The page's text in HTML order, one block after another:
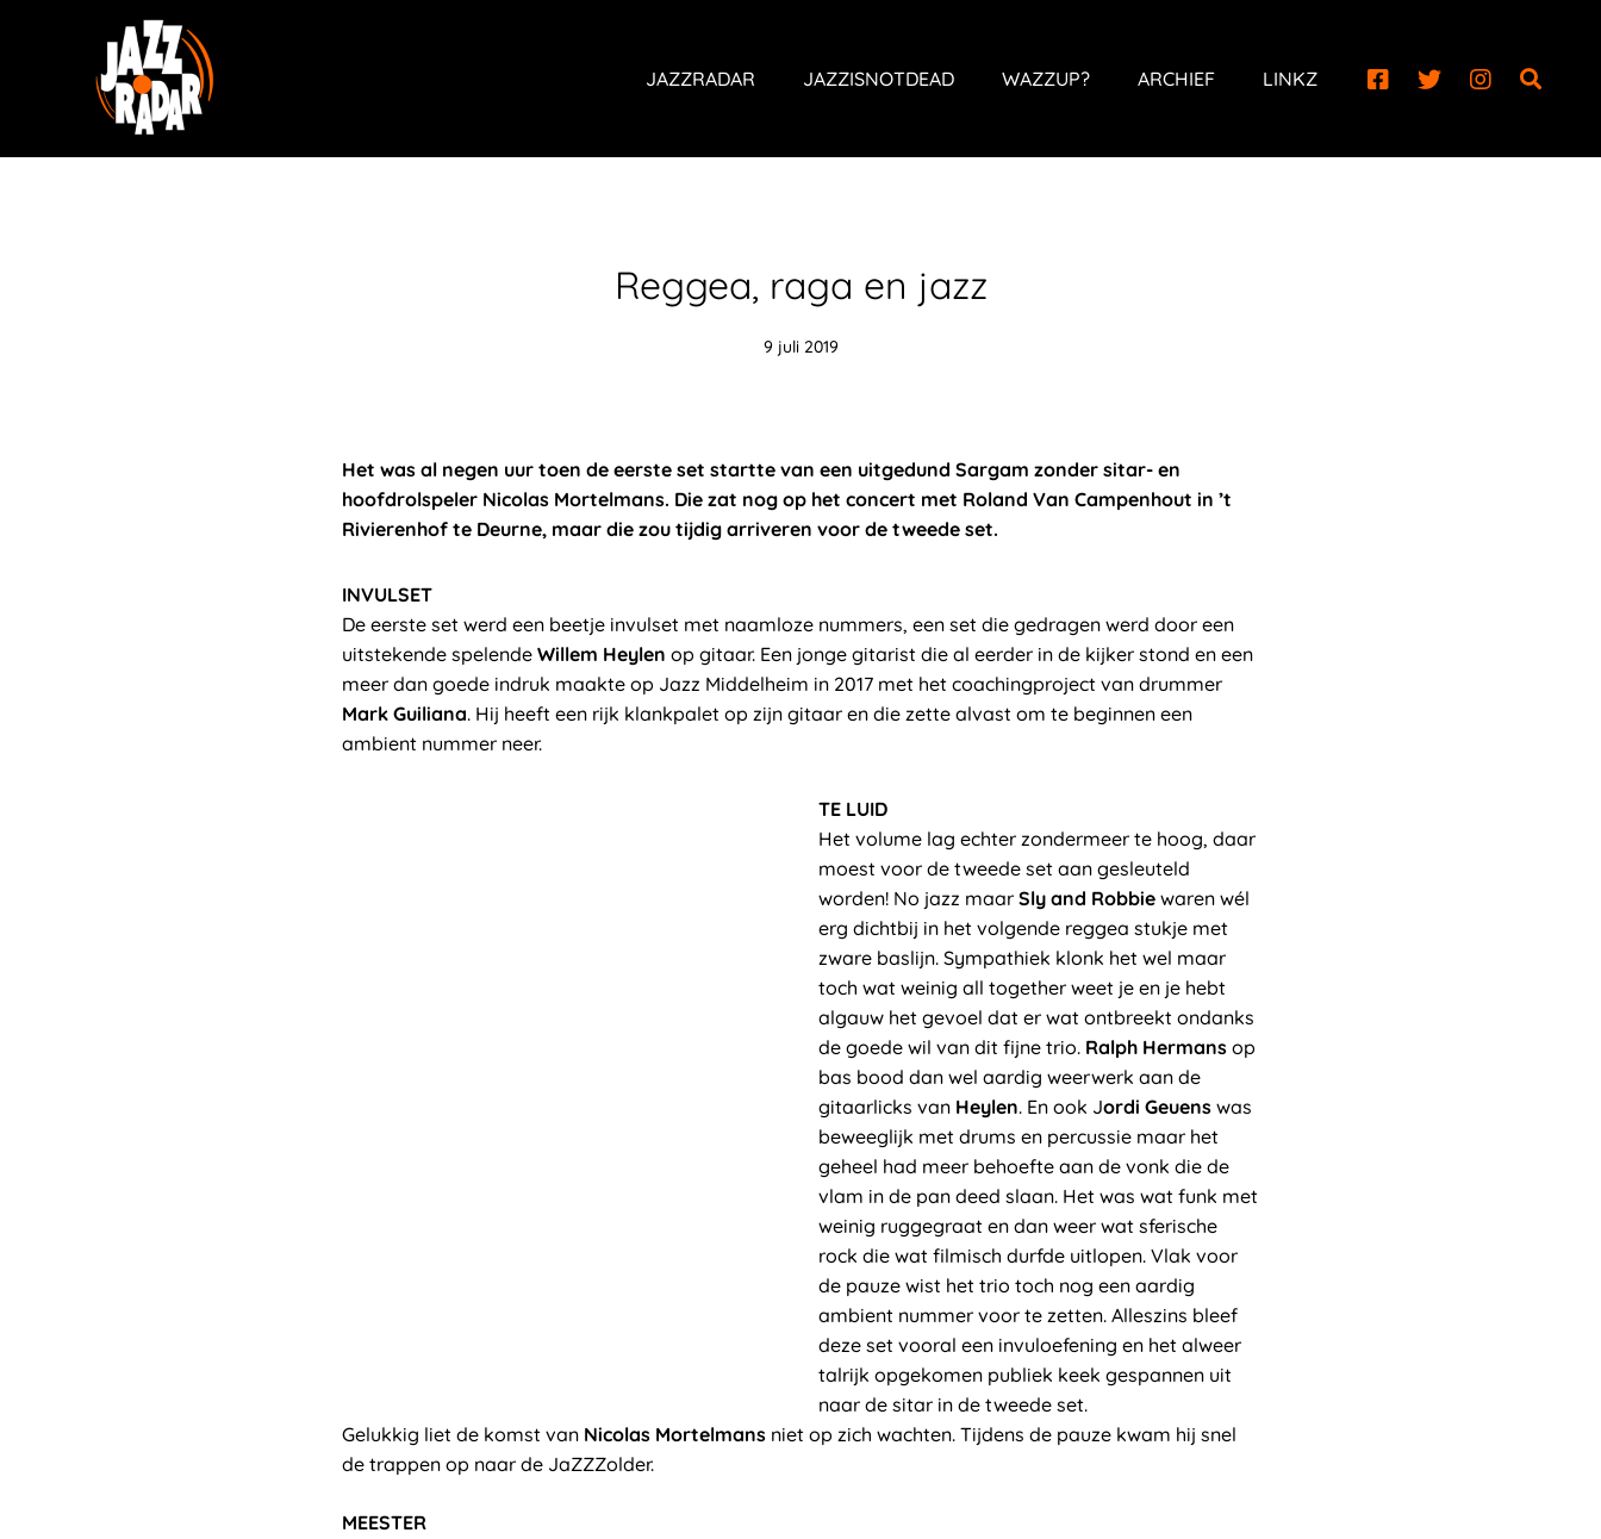
JAZZRADAR JAZZISNOTDEAD WAZZUP? ARCHIEF LINKZ
Reggea, raga en jazz
9 juli 2019
Het was al negen uur toen de eerste set startte van een uitgedund Sargam zonder sitar- en
hoofdrolspeler Nicolas Mortelmans. Die zat nog op het concert met Roland Van Campenhout in ’t
Rivierenhof te Deurne, maar die zou tijdig arriveren voor de tweede set.
INVULSET
De eerste set werd een beetje invulset met naamloze nummers, een set die gedragen werd door een
uitstekende spelende Willem Heylen op gitaar. Een jonge gitarist die al eerder in de kijker stond en een
meer dan goede indruk maakte op Jazz Middelheim in 2017 met het coachingproject van drummer
Mark Guiliana. Hij heeft een rijk klankpalet op zijn gitaar en die zette alvast om te beginnen een
ambient nummer neer.
TE LUID
Het volume lag echter zondermeer te hoog, daar
moest voor de tweede set aan gesleuteld
worden! No jazz maar Sly and Robbie waren wél
erg dichtbij in het volgende reggea stukje met
zware baslijn. Sympathiek klonk het wel maar
toch wat weinig all together weet je en je hebt
algauw het gevoel dat er wat ontbreekt ondanks
de goede wil van dit fijne trio. Ralph Hermans op
bas bood dan wel aardig weerwerk aan de
gitaarlicks van Heylen. En ook Jordi Geuens was
beweeglijk met drums en percussie maar het
geheel had meer behoefte aan de vonk die de
vlam in de pan deed slaan. Het was wat funk met
weinig ruggegraat en dan weer wat sferische
rock die wat filmisch durfde uitlopen. Vlak voor
de pauze wist het trio toch nog een aardig
ambient nummer voor te zetten. Alleszins bleef
deze set vooral een invuloefening en het alweer
talrijk opgekomen publiek keek gespannen uit
naar de sitar in de tweede set.
Gelukkig liet de komst van Nicolas Mortelmans niet op zich wachten. Tijdens de pauze kwam hij snel
de trappen op naar de JaZZZolder.
MEESTER